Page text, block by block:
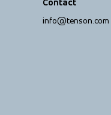
info@tenson.com